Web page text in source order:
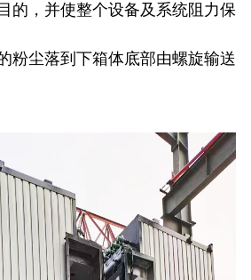
的，并使整个设备及系统阻力保
粉尘落到下箱体底部由螺旋输送